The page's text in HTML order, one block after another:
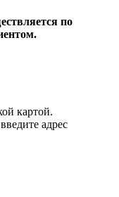
по
картой.
адрес